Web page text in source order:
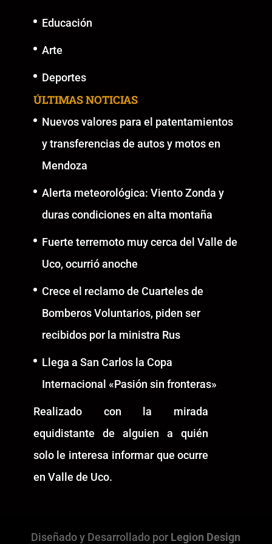
Educación
Arte
Deportes
ÚLTIMAS NOTICIAS
Nuevos valores para el patentamientos
y transferencias de autos y motos en
Mendoza
Alerta meteorológica: Viento Zonda y
duras condiciones en alta montaña
Fuerte terremoto muy cerca del Valle de
Uco, ocurrió anoche
Crece el reclamo de Cuarteles de
Bomberos Voluntarios, piden ser
recibidos por la ministra Rus
Llega a San Carlos la Copa
Internacional «Pasión sin fronteras»
Realizado con la mirada
equidistante de alguien a quién
solo le interesa informar que ocurre
en Valle de Uco.
Diseñado y Desarrollado por Legion Design